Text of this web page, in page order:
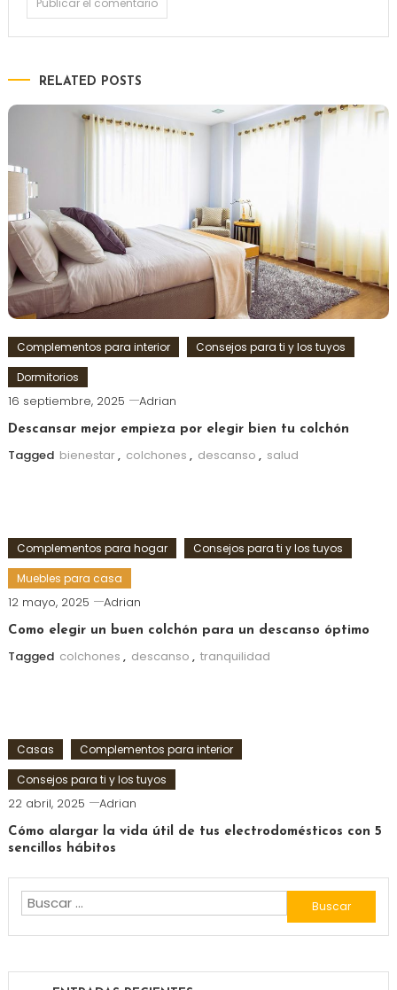
RELATED POSTS
Complementos para interior
Consejos para ti y los tuyos
Dormitorios
16 septiembre, 2025 Adrian
Descansar mejor empieza por elegir bien tu colchón
Tagged bienestar, colchones , descanso , salud
Complementos para hogar
Consejos para ti y los tuyos
Muebles para casa
12 mayo, 2025 Adrian
Como elegir un buen colchón para un descanso óptimo
Tagged colchones , descanso , tranquilidad
Casas
Complementos para interior
Consejos para ti y los tuyos
22 abril, 2025 Adrian
Cómo alargar la vida útil de tus electrodomésticos con 5
sencillos hábitos
Buscar: